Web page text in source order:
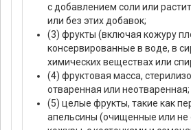
с добавлением соли или
или без этих добавок;
(3) фрукты (включая кожуру
консервированные в воде, в
химических веществах или
(4) фруктовая масса,
отваренная или неотваренная;
(5) целые фрукты, такие как
апельсины (очищенные или